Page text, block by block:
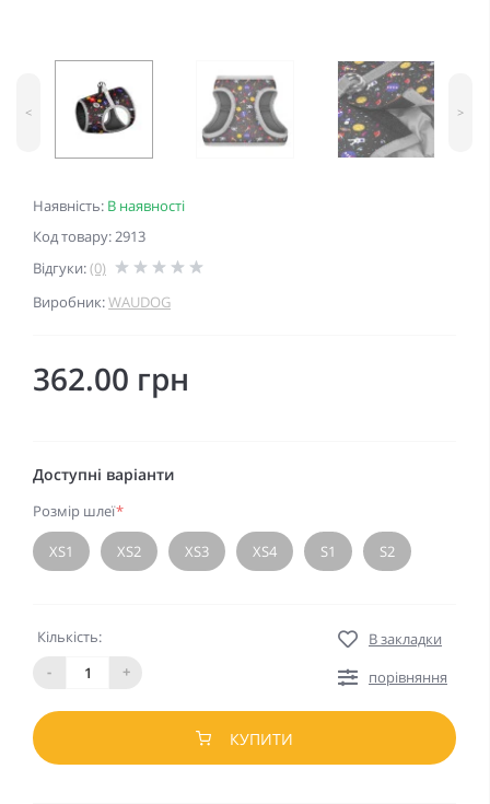
Наявність: В наявності
Код товару: 2913
Відгуки:(0)
Виробник:WAUDOG
< >
362.00 грн
Доступні варіанти
Розмір шлеї*
XS1 XS2 XS3 XS4 S1 S2
Кількість:
-
+
В закладки
порівняння
КУПИТИ